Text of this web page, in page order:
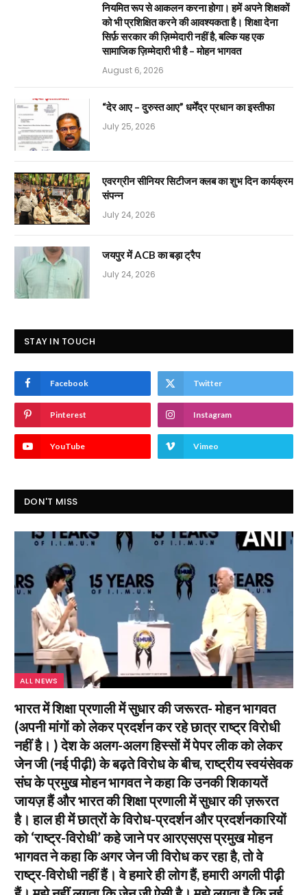
नियमित रूप से आकलन करना होगा। हमें अपने शिक्षकों
को भी प्रशिक्षित करने की आवश्यकता है। शिक्षा देना
सिर्फ़ सरकार की ज़िम्मेदारी नहीं है, बल्कि यह एक
सामाजिक ज़िम्मेदारी भी है – मोहन भागवत
August 6, 2026
“देर आए – दुरुस्त आए” धर्मेंद्र प्रधान का इस्तीफा
July 25, 2026
एवरग्रीन सीनियर सिटीजन क्लब का शुभ दिन कार्यक्रम
संपन्न
July 24, 2026
जयपुर में ACB का बड़ा ट्रैप
July 24, 2026
STAY IN TOUCH
Facebook Twitter
Pinterest Instagram
YouTube Vimeo
DON'T MISS
ALL NEWS
भारत में शिक्षा प्रणाली में सुधार की जरूरत- मोहन भागवत
(अपनी मांगों को लेकर प्रदर्शन कर रहे छात्र राष्ट्र विरोधी
नहीं है। ) देश के अलग-अलग हिस्सों में पेपर लीक को लेकर
जेन जी (नई पीढ़ी) के बढ़ते विरोध के बीच, राष्ट्रीय स्वयंसेवक
संघ के प्रमुख मोहन भागवत ने कहा कि उनकी शिकायतें
जायज़ हैं और भारत की शिक्षा प्रणाली में सुधार की ज़रूरत
है। हाल ही में छात्रों के विरोध-प्रदर्शन और प्रदर्शनकारियों
को ‘राष्ट्र-विरोधी’ कहे जाने पर आरएसएस प्रमुख मोहन
भागवत ने कहा कि अगर जेन जी विरोध कर रहा है, तो वे
राष्ट्र-विरोधी नहीं हैं। वे हमारे ही लोग हैं, हमारी अगली पीढ़ी